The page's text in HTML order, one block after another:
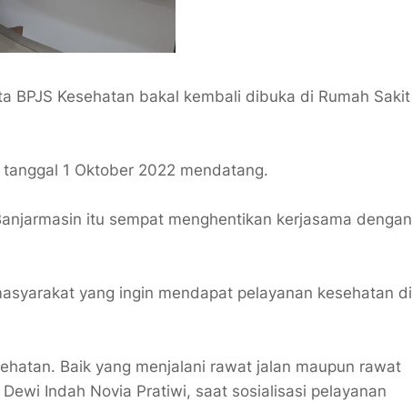
BPJS Kesehatan bakal kembali dibuka di Rumah Sakit
1 Oktober 2022 mendatang.
itu sempat menghentikan kerjasama dengan
yang ingin mendapat pelayanan kesehatan di
Baik yang menjalani rawat jalan maupun rawat
Indah Novia Pratiwi, saat sosialisasi pelayanan